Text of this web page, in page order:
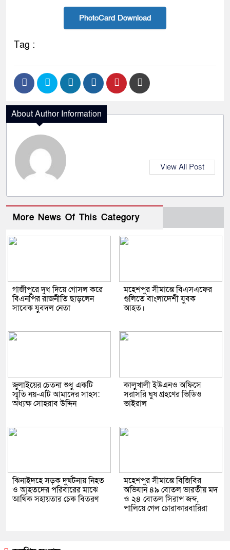
PhotoCard Download
Tag :
About Author Information
View All Post
More News Of This Category
গাজীপুরে দুধ দিয়ে গোসল করে
বিএনপির রাজনীতি ছাড়লেন
সাবেক যুবদল নেতা
মহেশপুর সীমান্তে বিএসএফের
গুলিতে বাংলাদেশী যুবক
আহত।
জুলাইয়ের চেতনা শুধু একটি
স্মৃতি নয়-এটি আমাদের সাহস:
অধ্যক্ষ সোহরাব উদ্দিন
কালুখালী ইউএনও অফিসে
সরাসরি ঘুষ গ্রহণের ভিডিও
ভাইরাল
ঝিনাইদহে সড়ক দুর্ঘটনায় নিহত
ও আহতদের পরিবারের মাঝে
আর্থিক সহায়তার চেক বিতরণ
মহেশপুর সীমান্তে বিজিবির
অভিযান ৪৯ বোতল ভারতীয় মদ
ও ২৪ বোতল সিরাপ জব্দ,
পালিয়ে গেল চোরাকারবারিরা